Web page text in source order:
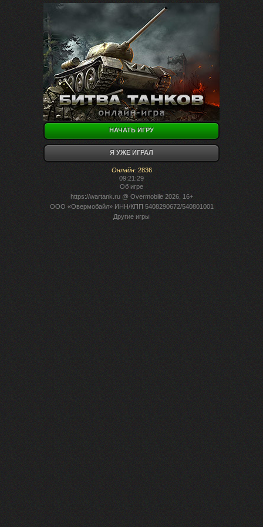
НАЧАТЬ ИГРУ
Я УЖЕ ИГРАЛ
Онлайн: 2836
09:21:29
Об игре
https://wartank.ru@ Overmobile 2026, 16+
ООО «Овермобайл» ИНН/КПП 5408290672/540801001
Другие игры